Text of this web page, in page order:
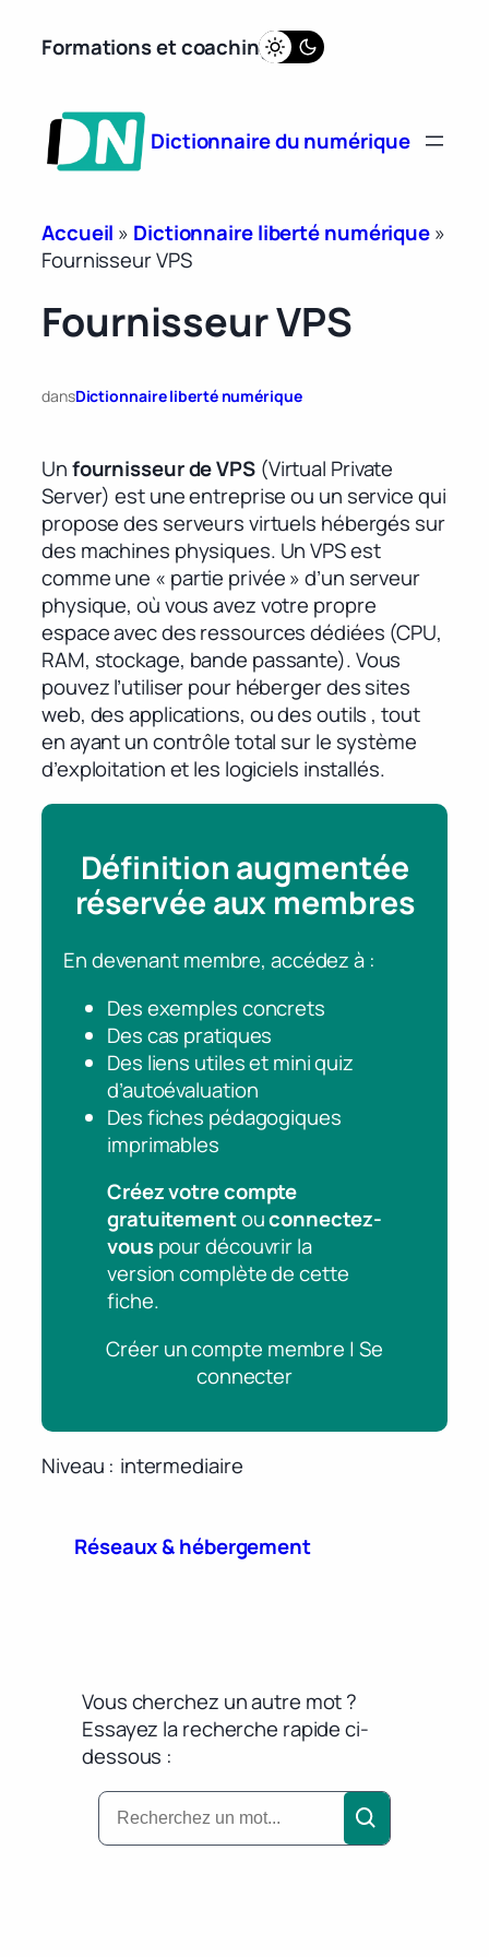
Formations et coaching
Dictionnaire du numérique
Accueil » Dictionnaire liberté numérique»
Fournisseur VPS
Fournisseur VPS
dansDictionnaire liberté numérique
Unfournisseur de VPS (Virtual Private
Server) est une entreprise ou un service qui
propose des serveurs virtuels hébergés sur
des machines physiques. Un VPS est
comme une « partie privée » d’un serveur
physique, où vous avez votre propre
espace avec des ressources dédiées (CPU,
RAM, stockage, bande passante). Vous
pouvez l’utiliser pour héberger des sites
web, des applications, ou des outils , tout
en ayant un contrôle total sur le système
d’exploitation et les logiciels installés.
Définition augmentée
réservée aux membres
En devenant membre, accédez à :
Des exemples concrets
Des cas pratiques
Des liens utiles et mini quiz
d’autoévaluation
Des fiches pédagogiques
imprimables
Créez votre compte
gratuitementouconnectez-
vouspour découvrir la
version complète de cette
fiche.
Créer un compte membre | Se
connecter
Niveau intermediaire
Réseaux & hébergement
Vous cherchez un autre mot ?
Essayez la recherche rapide ci-
dessous :